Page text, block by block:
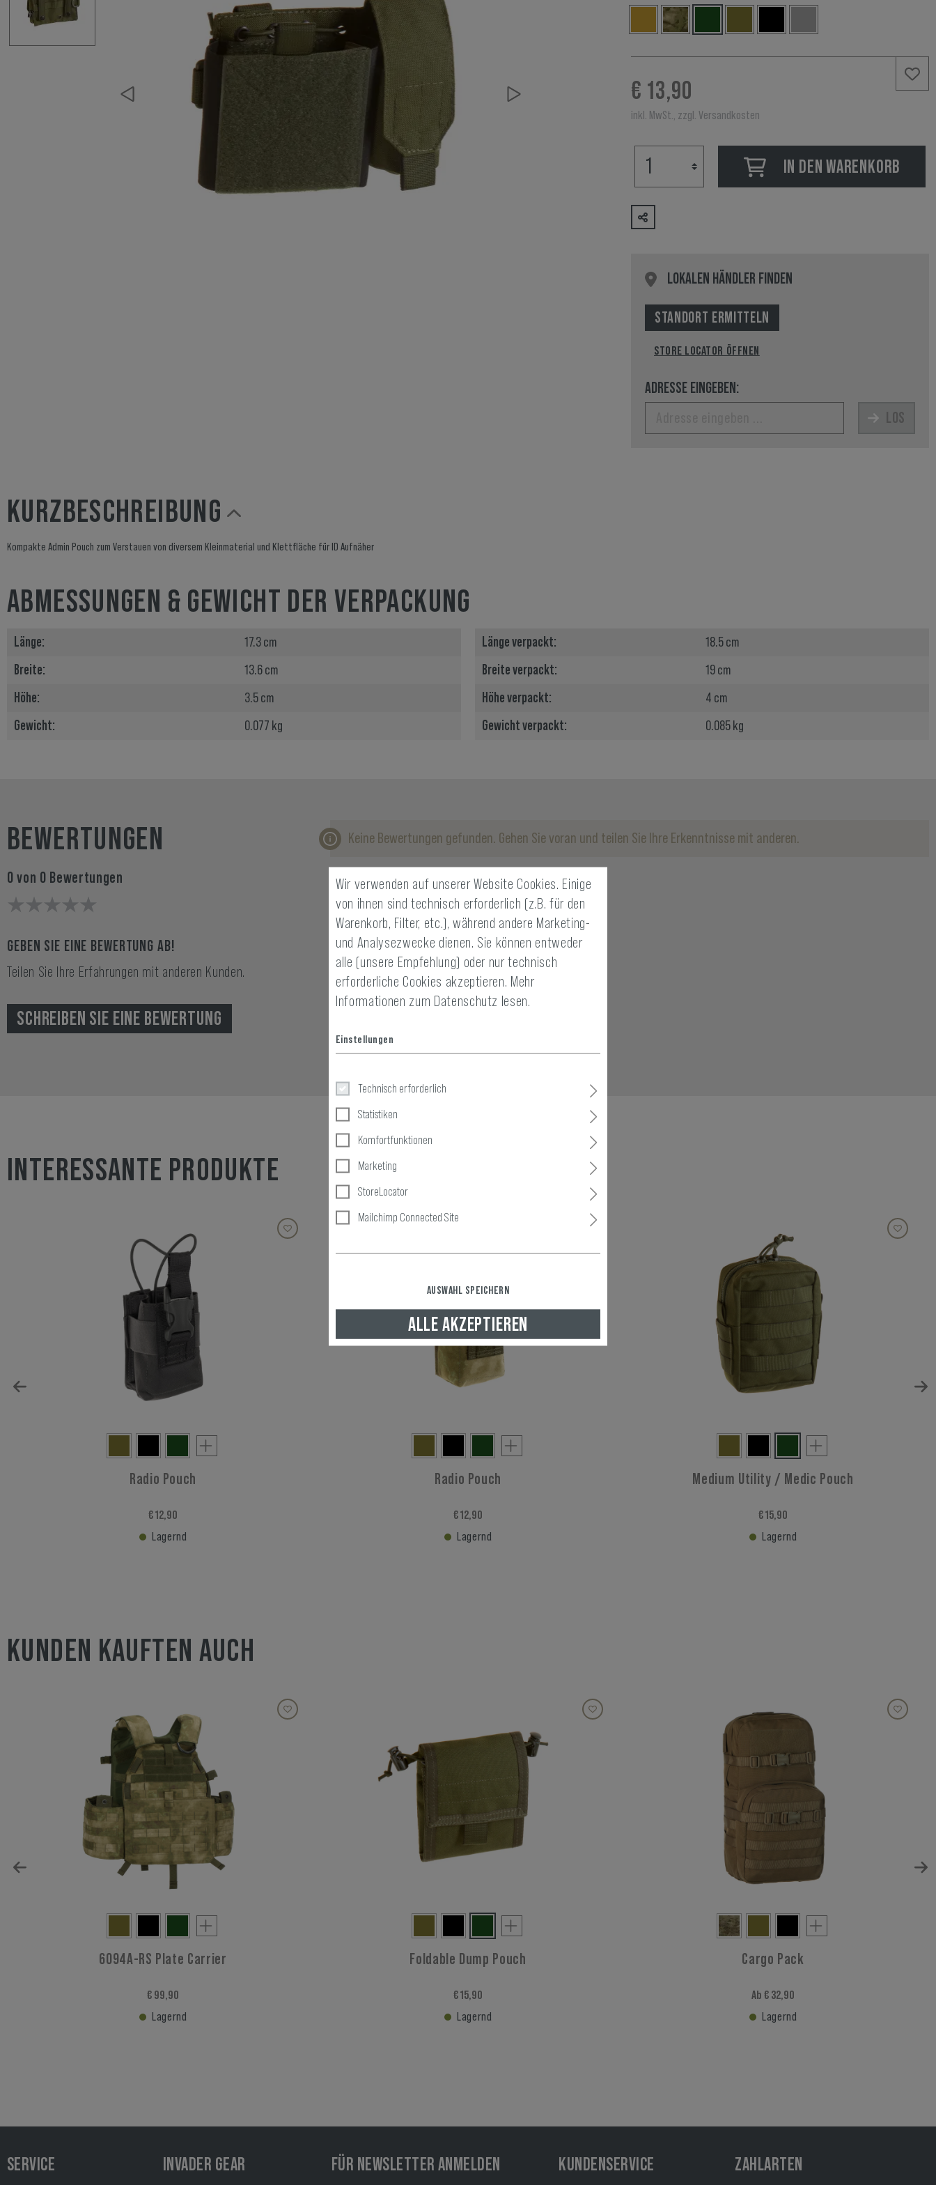
Rucksäcke
Trinkrucksäcke
€ 13,90
inkl. MwSt., zzgl. Versandkosten
IN DEN WARENKORB
LOKALEN HÄNDLER FINDEN
STANDORT ERMITTELN
STORE LOCATOR ÖFFNEN
ADRESSE EINGEBEN:
LOS
KURZBESCHREIBUNG
Kompakte Admin Pouch zum Verstauen von diversem Kleinmaterial und Klettfläche für ID Aufnäher
ABMESSUNGEN & GEWICHT DER VERPACKUNG
Länge: 17.3 cm Länge verpackt:
18.5 cm
Breite:
13.6 cm Breite verpackt:
19 cm
Höhe:
3.5 cm Höhe verpackt:
4 cm
Gewicht:
0.077 kg Gewicht verpackt: 0.085 kg
BEWERTUNGEN
0 von 0 Bewertungen
GEBEN SIE EINE BEWERTUNG AB!
Teilen Sie Ihre Erfahrungen mit anderen Kunden.
SCHREIBEN SIE EINE BEWERTUNG
Keine Bewertungen gefunden. Gehen Sie voran und teilen Sie Ihre Erkenntnisse mit anderen.
INTERESSANTE PRODUKTE
Radio Pouch
€ 12,90
Lagernd
Radio Pouch
€ 12,90
Lagernd
Medium Utility / Medic Pouch
€ 15,90
Lagernd
KUNDEN KAUFTEN AUCH
6094A-RS Plate Carrier
€ 99,90
Lagernd
Foldable Dump Pouch
€ 15,90
Lagernd
Cargo Pack
Ab € 32,90
Lagernd
SERVICE INVADER GEAR FÜR NEWSLETTER ANMELDEN KUNDENSERVICE ZAHLARTEN
Wir verwenden auf unserer Website Cookies. Einige
von ihnen sind technisch erforderlich (z.B. für den
Warenkorb, Filter, etc.), während andere Marketing-
und Analysezwecke dienen. Sie können entweder
alle (unsere Empfehlung) oder nur technisch
erforderliche Cookies akzeptieren. Mehr
Informationen zum Datenschutz lesen.
Einstellungen
Technisch erforderlich
Statistiken
Komfortfunktionen
Marketing
StoreLocator
Mailchimp Connected Site
AUSWAHL SPEICHERN
ALLE AKZEPTIEREN